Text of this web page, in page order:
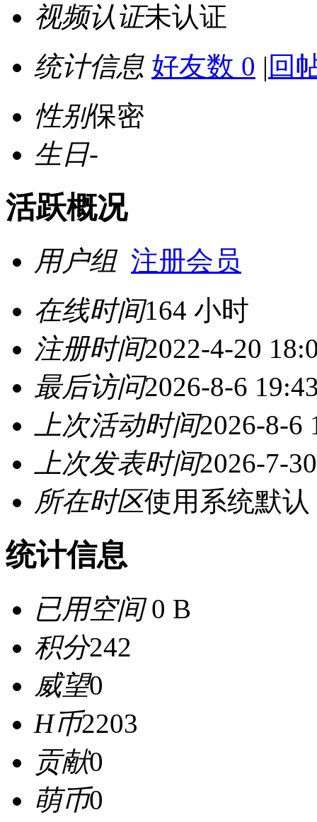
视频认证未认证
统计信息 好友数 0 | 回
性别保密
生日-
活跃概况
用户组 注册会员
在线时间164 小时
注册时间2022-4-20
最后访问2026-8-6
上次活动时间2026-8-6
上次发表时间2026-7-
所在时区使用系统默认
统计信息
已用空间0 B
积分242
威望0
H币2203
贡献0
萌币0